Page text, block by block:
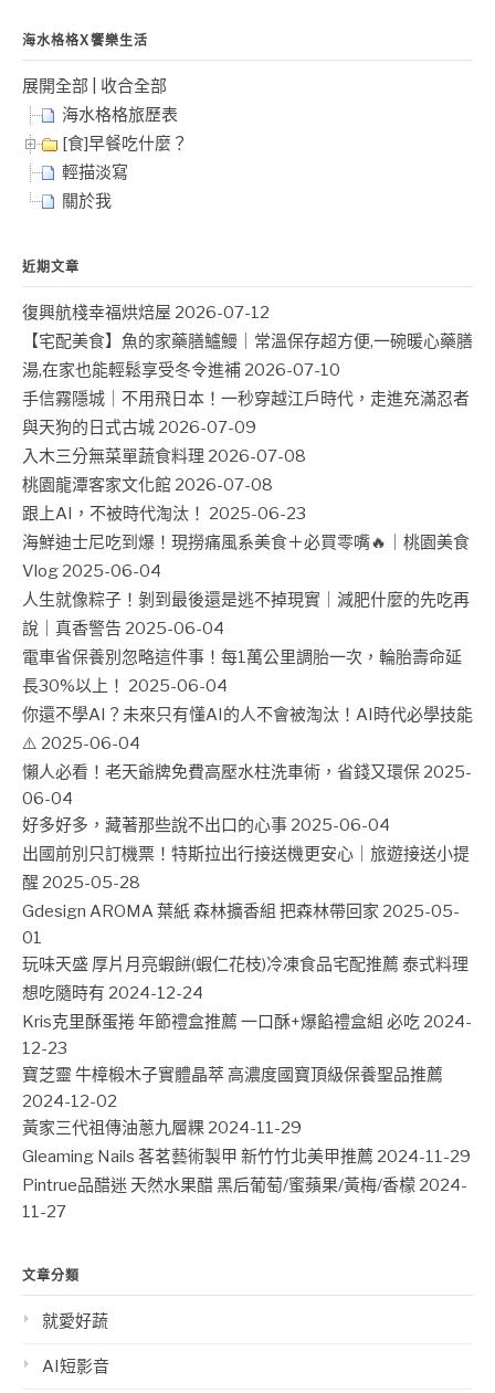
海水格格X饗樂生活
展開全部
收合全部
海水格格旅歷表
[食]早餐吃什麼？
輕描淡寫
關於我
近期文章
復興航棧幸福烘焙屋 2026-07-12
【宅配美食】魚的家藥膳鱸鰻｜常溫保存超方便,一碗暖心藥膳
湯,在家也能輕鬆享受冬令進補 2026-07-10
手信霧隱城｜不用飛日本！一秒穿越江戶時代，走進充滿忍者
與天狗的日式古城 2026-07-09
入木三分無菜單蔬食料理 2026-07-08
桃園龍潭客家文化館 2026-07-08
跟上AI，不被時代淘汰！ 2025-06-23
海鮮迪士尼吃到爆！現撈痛風系美食＋必買零嘴🔥｜桃園美食
Vlog 2025-06-04
人生就像粽子！剝到最後還是逃不掉現實｜減肥什麼的先吃再
說｜真香警告 2025-06-04
電車省保養別忽略這件事！每1萬公里調胎一次，輪胎壽命延
長30%以上！ 2025-06-04
你還不學AI？未來只有懂AI的人不會被淘汰！AI時代必學技能
⚠️ 2025-06-04
懶人必看！老天爺牌免費高壓水柱洗車術，省錢又環保 2025-
06-04
好多好多，藏著那些說不出口的心事 2025-06-04
出國前別只訂機票！特斯拉出行接送機更安心｜旅遊接送小提
醒 2025-05-28
Gdesign AROMA 葉紙 森林擴香組 把森林帶回家 2025-05-
01
玩味天盛 厚片月亮蝦餅(蝦仁花枝)冷凍食品宅配推薦 泰式料理
想吃隨時有 2024-12-24
Kris克里酥蛋捲 年節禮盒推薦 一口酥+爆餡禮盒組 必吃 2024-
12-23
寶芝靈 牛樟椴木子實體晶萃 高濃度國寶頂級保養聖品推薦
2024-12-02
黃家三代祖傳油蔥九層粿 2024-11-29
Gleaming Nails 茖茗藝術製甲 新竹竹北美甲推薦 2024-11-29
Pintrue品醋迷 天然水果醋 黑后葡萄/蜜蘋果/黃梅/香檬 2024-
11-27
文章分類
就愛好蔬
AI短影音